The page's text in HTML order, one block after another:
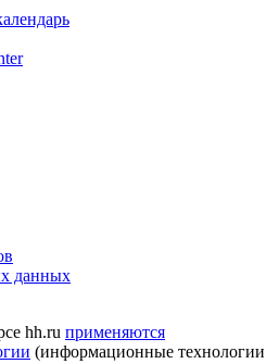
данных
hh.ru применяются
(информационные технологии